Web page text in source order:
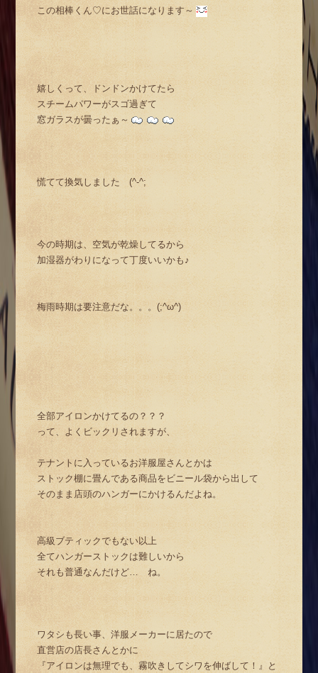
この相棒くん♡にお世話になります～
嬉しくって、ドンドンかけてたら
スチームパワーがスゴ過ぎて
窓ガラスが曇ったぁ～
慌てて換気しました (^-^;
今の時期は、空気が乾燥してるから
加湿器がわりになって丁度いいかも♪
梅雨時期は要注意だな。。。(;^ω^)
全部アイロンかけてるの？？？
って、よくビックリされますが、
テナントに入っているお洋服屋さんとかは
ストック棚に畳んである商品をビニール袋から出して
そのまま店頭のハンガーにかけるんだよね。
高級ブティックでもない以上
全てハンガーストックは難しいから
それも普通なんだけど… ね。
ワタシも長い事、洋服メーカーに居たので
直営店の店長さんとかに
『アイロンは無理でも、霧吹きしてシワを伸ばして！』と